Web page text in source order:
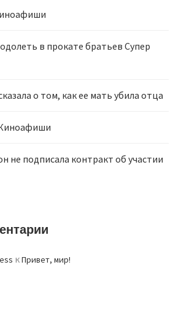
в прокате братьев Супер
о том, как ее мать убила отца
не подписала контракт об участии
кПривет, мир!